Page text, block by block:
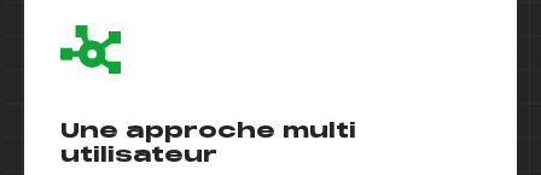
Une approche multi
utilisateur